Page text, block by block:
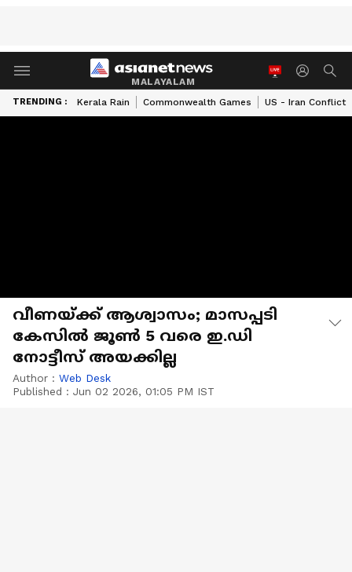
MALAYALAM
TRENDING : Kerala Rain Commonwealth Games US - Iran Conflict
വീണയ്ക്ക് ആശ്വാസം; മാസപ്പടി
കേസിൽ ജൂൺ 5 വരെ ഇ.ഡി
നോട്ടീസ് അയക്കില്ല
Author : Web Desk
Published : Jun 02 2026, 01:05 PM IST